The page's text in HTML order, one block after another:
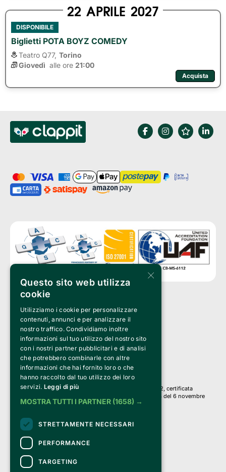
22 APRILE 2027
DISPONIBILE
Biglietti POTA BOYZ COMEDY
Teatro Q77, Torino
Giovedì alle ore 21:00
Acquista
Clappit è un marchio di proprietà di:
Bemils Srl
a Socio Unico
Via Fosse Ardeatine, 4 -20092 Cinisello Balsamo (MI)
PI 05589050961
Iscr. C.C.I.A.A. Milano R.E.A. 1833471
© 2010-2025 Bemils Srl - Tutti i diritti riservati
Credits:
Clappit è basato sulla piattaforma di biglietteria Belive 6.2, certificata
dall’Agenzia delle Entrate con protocollo n. 2025/445474 del 6 novembre
2025.
Su Clappit i tuoi acquisti ed i tuoi dati
sono sicuri e protetti da un certificato SSL
con crittografia a 128 bit.
×
Questo sito web utilizza
cookie
Utilizziamo i cookie per personalizzare
contenuti, annunci e per analizzare il
nostro traffico. Condividiamo inoltre
informazioni sul tuo utilizzo del nostro sito
con i nostri partner pubblicitari e di analisi
che potrebbero combinarle con altre
informazioni che hai fornito loro o che
hanno raccolto dal tuo utilizzo dei loro
servizi. Leggi di più
MOSTRA TUTTI I PARTNER (1658) →
STRETTAMENTE NECESSARI
PERFORMANCE
TARGETING